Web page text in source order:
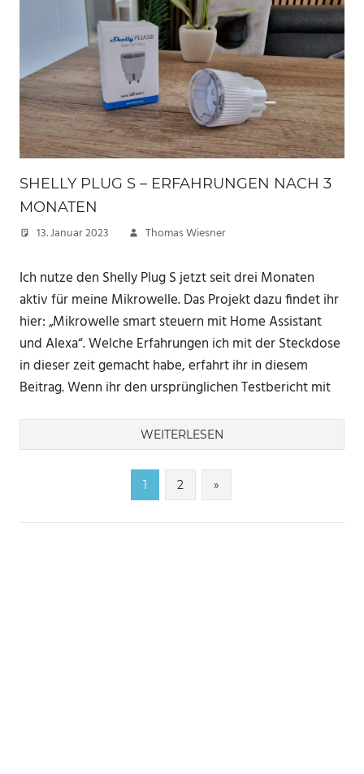
SHELLY PLUG S – ERFAHRUNGEN NACH 3
MONATEN
13. Januar 2023 Thomas Wiesner
Ich nutze den Shelly Plug S jetzt seit drei Monaten
aktiv für meine Mikrowelle. Das Projekt dazu findet ihr
hier: „Mikrowelle smart steuern mit Home Assistant
und Alexa“. Welche Erfahrungen ich mit der Steckdose
in dieser zeit gemacht habe, erfahrt ihr in diesem
Beitrag. Wenn ihr den ursprünglichen Testbericht mit
WEITERLESEN
Seitennummerierung
der
1 2
Nächste
Beiträge
»